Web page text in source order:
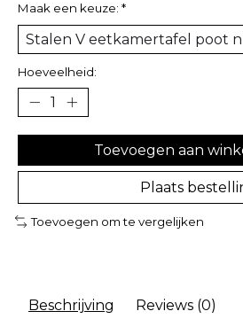
Maak een keuze: *
Hoeveelheid:
Toevoegen aan
Plaats
Toevoegen om te vergelijken
Beschrijving Reviews (0)